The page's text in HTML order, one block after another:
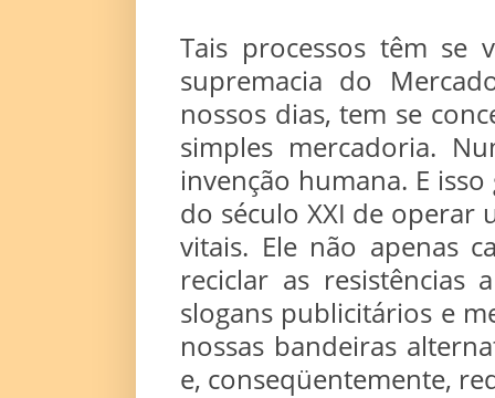
Tais processos têm se
supremacia do
nossos dias, tem se
simples mercadoria.
invenção humana. E
do século XXI de operar
vitais. Ele não apenas
reciclar as resistências
slogans publicitários e
nossas bandeiras
e, conseqüentemente,